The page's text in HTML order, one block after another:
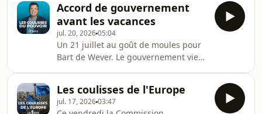
Accord de gouvernement
avant les vacances
jul. 20, 202605:04
Un 21 juillet au goût de moules pour
Bart de Wever. Le gouvernement vient
attend son heure à la rentrée. En
attendant, le premier ministre, se
Les coulisses de l'Europe
jul. 17, 202603:47